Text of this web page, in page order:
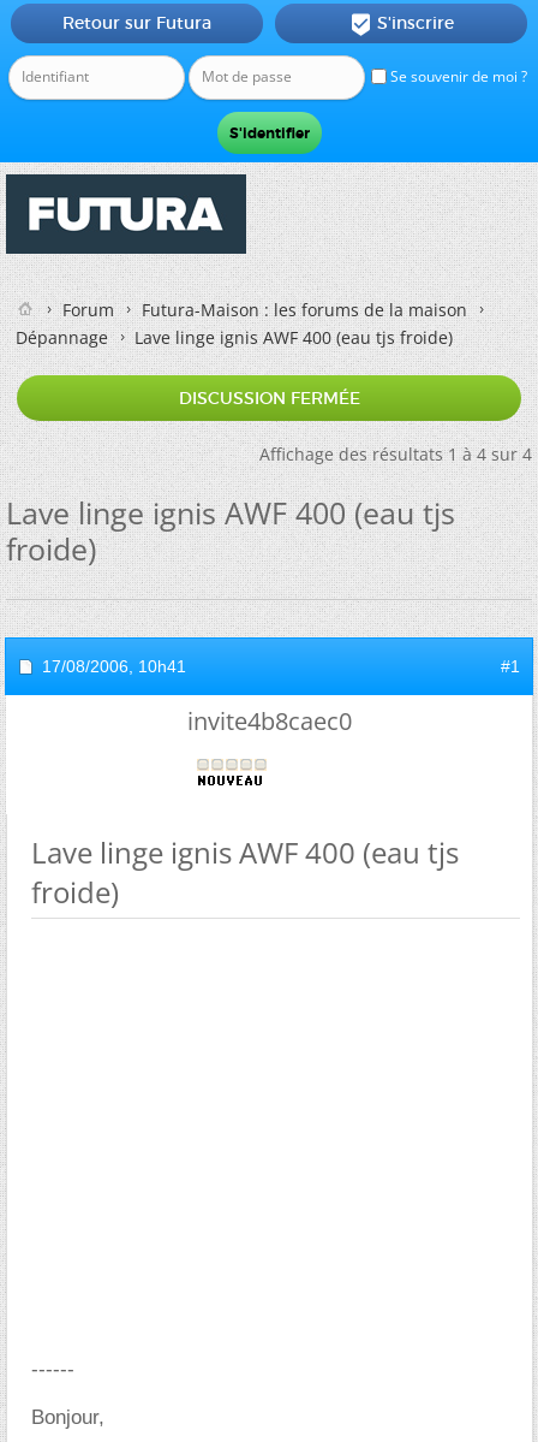
Se souvenir de moi ?
Retour sur Futura  S'inscrire
Forum
Futura-Maison : les forums de la maison
Dépannage
Lave linge ignis AWF 400 (eau tjs froide)
DISCUSSION FERMÉE
Affichage des résultats 1 à 4 sur 4
Lave linge ignis AWF 400 (eau tjs
froide)
17/08/2006, 10h41 #1
invite4b8caec0
Lave linge ignis AWF 400 (eau tjs
froide)
------
Bonjour,